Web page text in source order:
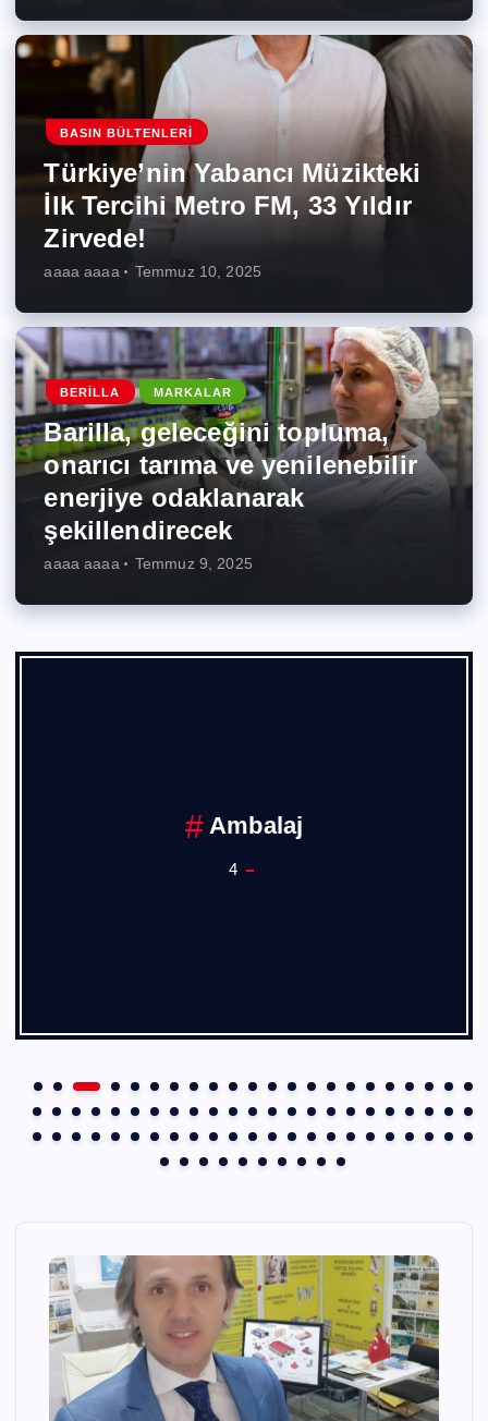
BASIN BÜLTENLERI
Türkiye’nin Yabancı Müzikteki
İlk Tercihi Metro FM, 33 Yıldır
Zirvede!
aaaa aaaa Temmuz 10, 2025
BERILLA MARKALAR
Barilla, geleceğini topluma,
onarıcı tarıma ve yenilenebilir
enerjiye odaklanarak
şekillendirecek
aaaa aaaa Temmuz 9, 2025
Ambalaj
4